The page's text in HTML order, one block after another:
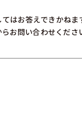
はお答えできかねま
らお問い合わせくださ